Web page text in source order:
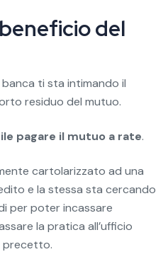
del
ti sta intimando il
residuo del mutuo.
pagare il mutuo a rate.
cartolarizzato ad una
e la stessa sta cercando
per poter incassare
la pratica all’ufficio
precetto.